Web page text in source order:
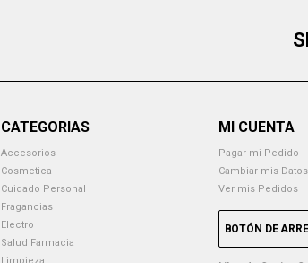
CATEGORIAS
Accesorios
Cosmetica
Cuidado Personal
Fragancias
Electro
Salud Farmacia
MI CUENTA
Pagar mi Pedido
Cambiar mis Datos
Ver mis Pedidos
BOTÓN DE